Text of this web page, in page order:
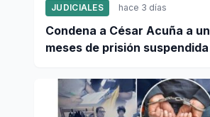
JUDICIALES hace 3 días
Condena a César Acuña a
meses de prisión suspendida